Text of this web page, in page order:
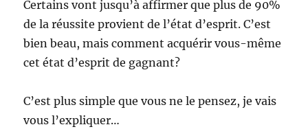
Certains vont jusqu’à affirmer que plus de 90%
de la réussite provient de l’état d’esprit. C’est
bien beau, mais comment acquérir vous-même
cet état d’esprit de gagnant?
C’est plus simple que vous ne le pensez, je vais
vous l’expliquer…